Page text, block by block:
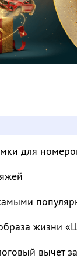
для
жизни
вычет